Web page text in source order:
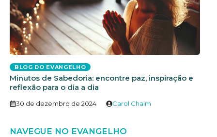
BLOG DO EVANGELHO
Minutos de Sabedoria: encontre paz, inspiração e
reflexão para o dia a dia
30 de dezembro de 2024 Carol Chaim
NAVEGUE NO EVANGELHO